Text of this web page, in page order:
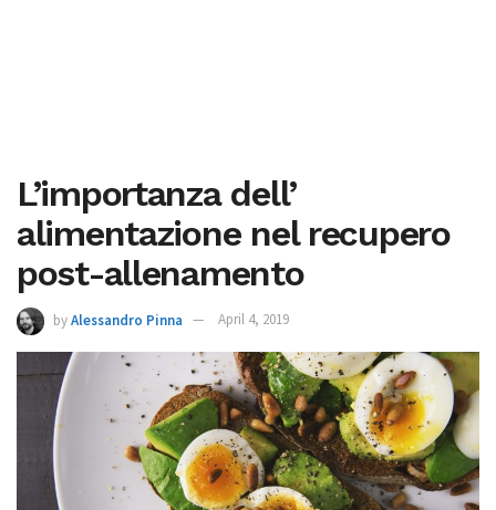
L’importanza dell’
alimentazione nel recupero
post-allenamento
byAlessandro Pinna April 4, 2019